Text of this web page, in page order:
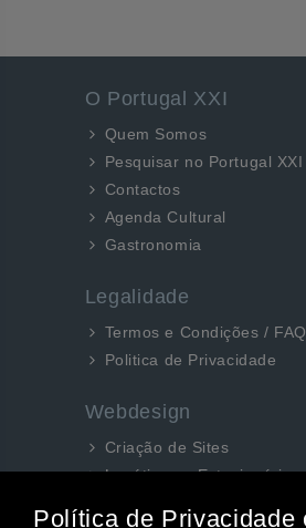
O Portugal XXI
Quem Somos
Pesquisar no Portugal XXI
Contactos
Agenda Cultural
Gastronomia
Legalidade
Termos e Condições / FAQ
Politica de Privacidade
Webdesign
Criação de Sites
Logótipos e Estacionários